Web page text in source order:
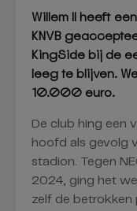
Willem II heeft
KNVB
KingSide bij de
leeg te blijven.
10.000 euro.
De club hing een
hoofd als gevolg
stadion. Tegen
2024, ging het
zelf de